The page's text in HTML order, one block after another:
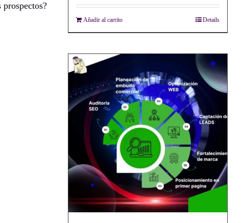
prospectos?
Añadir al carrito Details